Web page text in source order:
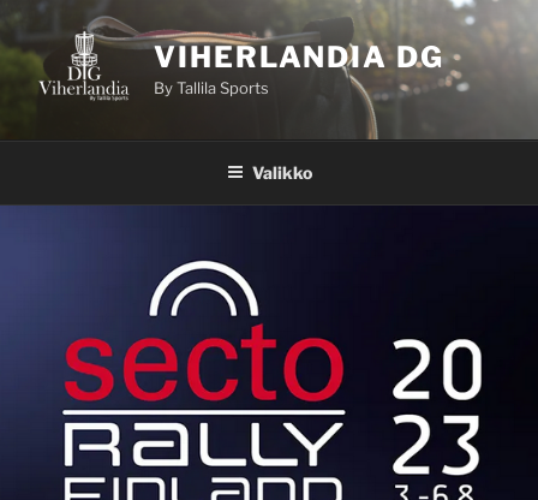
Siirry
sisältöön
VIHERLANDIA DG
By Tallila Sports
Valikko